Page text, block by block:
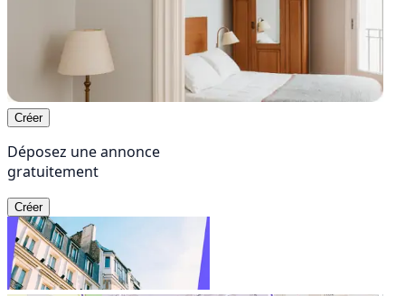
Créer
Déposez une annonce
gratuitement
Créer